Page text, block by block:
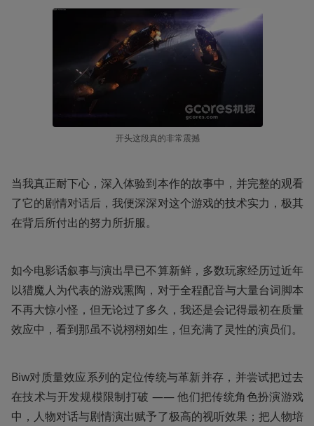
开头这段真的非常震撼
当我真正耐下心，深入体验到本作的故事中，并完整的观看
了它的剧情对话后，我便深深对这个游戏的技术实力，极其
在背后所付出的努力所折服。
如今电影话叙事与演出早已不算新鲜，多数玩家经历过近年
以猎魔人为代表的游戏熏陶，对于全程配音与大量台词脚本
不再大惊小怪，但无论过了多久，我还是会记得最初在质量
效应中，看到那虽不说栩栩如生，但充满了灵性的演员们。
Biw对质量效应系列的定位传统与革新并存，并尝试把过去
在技术与开发规模限制打破 —— 他们把传统角色扮演游戏
中，人物对话与剧情演出赋予了极高的视听效果；把人物培